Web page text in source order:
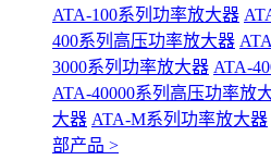
ATA-100系列功率放大器
400系列高压功率放大器
3000系列功率放大器 ATA-
ATA-40000系列高压功率放
大器 ATA-M系列功率放大器
部产品 >